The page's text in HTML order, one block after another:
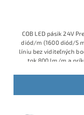
COB LED pásik 24V
diód/m (1600 diód/5
líniu bez viditeľných
tok 800 lm/m a